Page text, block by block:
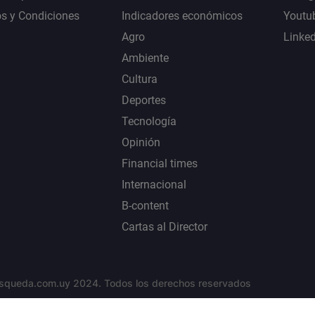
y Condiciones
Indicadores económicos
Agro
Ambiente
Cultura
Deportes
Tecnología
Opinión
Financial times
Internacional
B-content
Cartas al Director
2024. Todos los derechos reservados